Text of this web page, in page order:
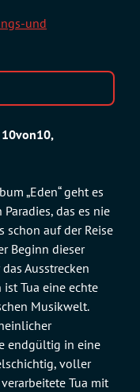
„Eden“ geht es
das es nie
schon auf der Reise
Beginn dieser
Ausstrecken
ist Tua eine echte
Musikwelt.
endgültig in eine
voller
Tua mit
und